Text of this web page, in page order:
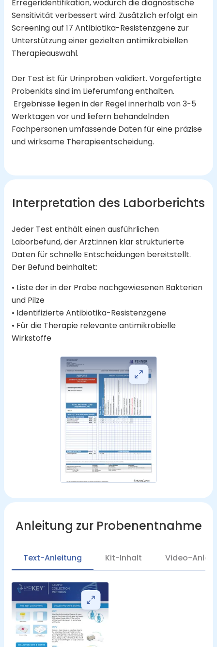
Erregeridentifikation, wodurch die diagnostische
Sensitivität verbessert wird. Zusätzlich erfolgt ein
Screening auf 17 Antibiotika-Resistenzgene zur
Unterstützung einer gezielten antimikrobiellen
Therapieauswahl.
Der Test ist für Urinproben validiert. Vorgefertigte
Probenkits sind im Lieferumfang enthalten.
Ergebnisse liegen in der Regel innerhalb von 3-5
Werktagen vor und liefern behandelnden
Fachpersonen umfassende Daten für eine präzise
und wirksame Therapieentscheidung.
Interpretation des Laborberichts
Jeder Test enthält einen ausführlichen
Laborbefund, der Ärzt:innen klar strukturierte
Daten für schnelle Entscheidungen bereitstellt.
Der Befund beinhaltet:
• Liste der in der Probe nachgewiesenen Bakterien
und Pilze
• Identifizierte Antibiotika-Resistenzgene
• Für die Therapie relevante antimikrobielle
Wirkstoffe
Anleitung zur Probenentnahme
Text-Anleitung Kit-Inhalt Video-